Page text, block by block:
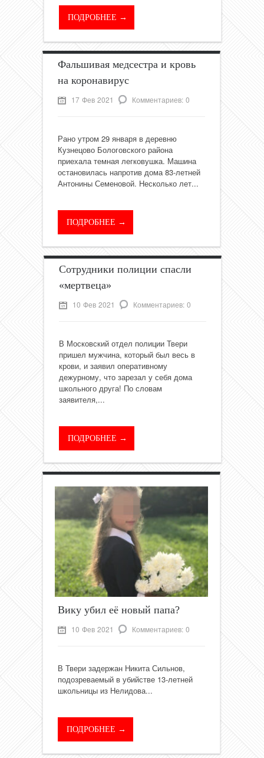
ПОДРОБНЕЕ →
Фальшивая медсестра и кровь
на коронавирус
17 Фев 2021 Комментариев: 0
Рано утром 29 января в деревню
Кузнецово Бологовского района
приехала темная легковушка. Машина
остановилась напротив дома 83-летней
Антонины Семеновой. Несколько лет...
ПОДРОБНЕЕ →
Сотрудники полиции спасли
«мертвеца»
10 Фев 2021 Комментариев: 0
В Московский отдел полиции Твери
пришел мужчина, который был весь в
крови, и заявил оперативному
дежурному, что зарезал у себя дома
школьного друга! По словам
заявителя,...
ПОДРОБНЕЕ →
Вику убил её новый папа?
10 Фев 2021 Комментариев: 0
В Твери задержан Никита Сильнов,
подозреваемый в убийстве 13-летней
школьницы из Нелидова...
ПОДРОБНЕЕ →